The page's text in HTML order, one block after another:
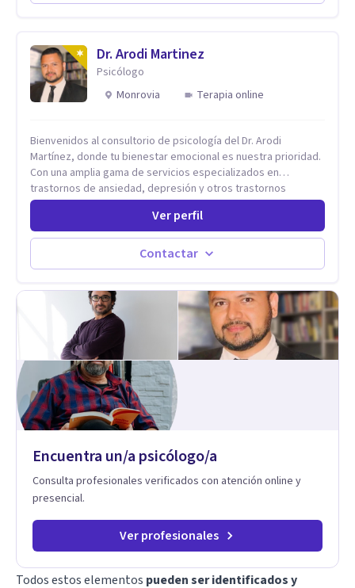
Dr. Arodi Martinez
Psicólogo
Monrovia
Terapia online
Bienvenidos al consultorio de psicología del Dr. Arodi
Martínez, donde tu bienestar emocional es nuestra prioridad.
Con una amplia gama de servicios especializados en
trastornos de ansiedad, depresión y otros trastornos
emocionales, estamos dedicados a ofrecerte el mejor
tratamiento para mejorar tu salud mental. En nuestro
consultorio, ofrecemos una variedad de terapias y
tratamientos diseñados para satisfacer tus necesidades
específicas: Terapia para Trastornos de Ansiedad y
y la depresión, utilizando enfoques basados en evidencia
para ayudarte a recuperar tu bienestar emocional. Terapia
Individual, de Pareja y Familiar: Trabajamos contigo y tus
seres queridos para fortalecer las relaciones y mejorar la
dinámica familiar. Evaluaciones Psicológicas y Terapias
Especializadas: Terapia cognitivo-conductual Terapia de
apoyo Terapia psicodinámica Terapia enfocada en la solución
Terapia de exposición Terapia de juego para niños
Tratamiento de Traumas y Trastornos de Estrés
a superar experiencias traumáticas y mejorar tu calidad de
vida. Tratamiento de Adicciones.
Ver perfil
Contactar
Encuentra un/a psicólogo/a
Consulta profesionales verificados con atención online y
presencial.
Ver profesionales
Todos estos elementos pueden ser identificados y